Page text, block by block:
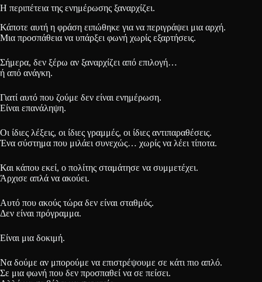
Η περιπέτεια της ενημέρωσης ξαναρχίζει.
Κάποτε αυτή η φράση ειπώθηκε για να περιγράψει μια αρχή.
Μια προσπάθεια να υπάρξει φωνή χωρίς εξαρτήσεις.
Σήμερα, δεν ξέρω αν ξαναρχίζει από επιλογή…
ή από ανάγκη.
Γιατί αυτό που ζούμε δεν είναι ενημέρωση.
Είναι επανάληψη.
Οι ίδιες λέξεις, οι ίδιες γραμμές, οι ίδιες αντιπαραθέσεις.
Ένα σύστημα που μιλάει συνεχώς… χωρίς να λέει τίποτα.
Και κάπου εκεί, ο πολίτης σταμάτησε να συμμετέχει.
Άρχισε απλά να ακούει.
Αυτό που ακούς τώρα δεν είναι σταθμός.
Δεν είναι πρόγραμμα.
Είναι μια δοκιμή.
Να δούμε αν μπορούμε να επιστρέψουμε σε κάτι πιο απλό.
Σε μια φωνή που δεν προσπαθεί να σε πείσει.